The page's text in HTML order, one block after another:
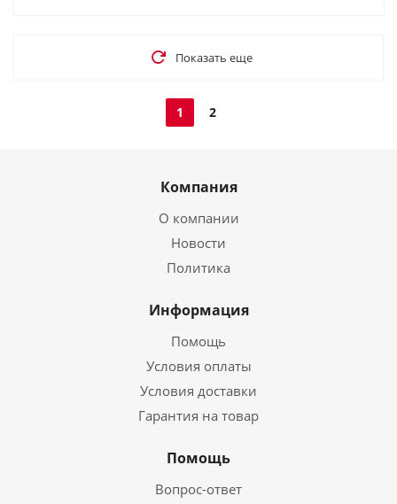
Показать еще
1 2
Компания
О компании
Новости
Политика
Информация
Помощь
Условия оплаты
Условия доставки
Гарантия на товар
Помощь
Вопрос-ответ